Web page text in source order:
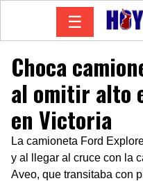
☰
Choca
al omitir alto
en Victoria
La camioneta Ford
y al llegar al cruce con la
Aveo, que transitaba con